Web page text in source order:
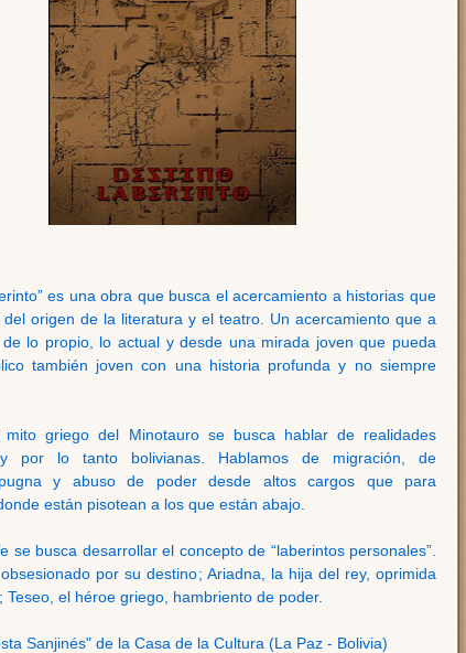
es una obra que busca el acercamiento a historias que
origen de la literatura y el teatro. Un acercamiento que a
lo propio, lo actual y desde una mirada joven que pueda
también joven con una historia profunda y no siempre
griego del Minotauro se busca hablar de realidades
y por lo tanto bolivianas. Hablamos de migración, de
y abuso de poder desde altos cargos que para
están pisotean a los que están abajo.
se busca desarrollar el concepto de “laberintos personales”.
por su destino; Ariadna, la hija del rey, oprimida
Teseo, el héroe griego, hambriento de poder.
Sanjinés" de la Casa de la Cultura (La Paz - Bolivia)